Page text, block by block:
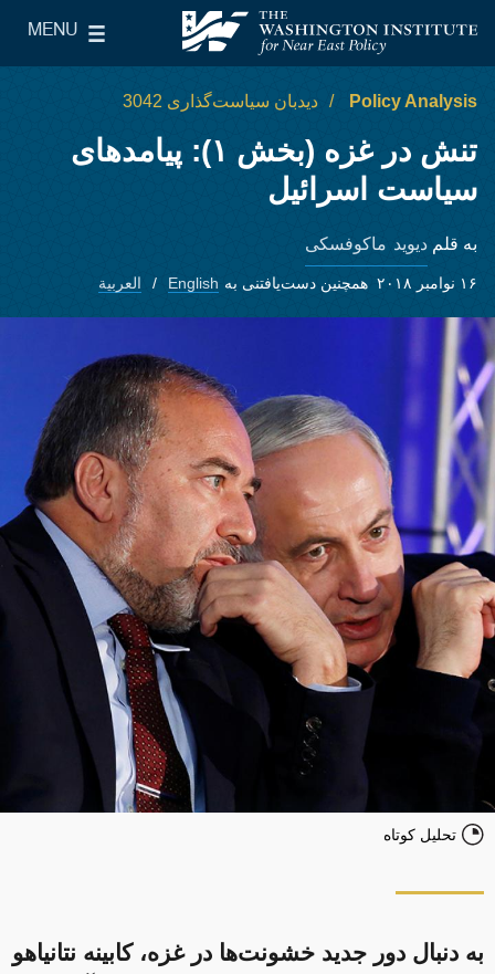
The Washington Institute for Near East Policy
MENU
Main Menu
Policy Analysis دیدبان سیاست‌گذاری 3042
تنش در غزه (بخش ۱): پیامدهای
سیاست اسرائیل
به قلم دیوید ماکوفسکی
۱۶ نوامبر ۲۰۱۸ همچنین دست‌یافتنی به English العربية
تحلیل کوتاه
به دنبال دور جدید خشونت‌ها در غزه، کابینه نتانیاهو